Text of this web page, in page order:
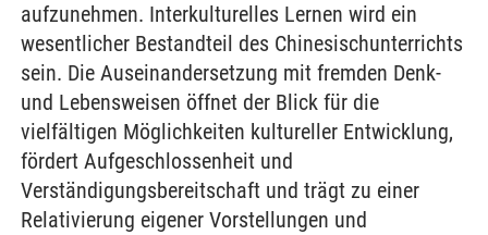
aufzunehmen. Interkulturelles Lernen wird ein
wesentlicher Bestandteil des Chinesischunterrichts
sein. Die Auseinandersetzung mit fremden Denk-
und Lebensweisen öffnet der Blick für die
vielfältigen Möglichkeiten kultureller Entwicklung,
fördert Aufgeschlossenheit und
Verständigungsbereitschaft und trägt zu einer
Relativierung eigener Vorstellungen und